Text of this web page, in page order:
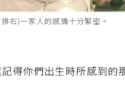
右)一家人的感情十分緊密。
得你們出生時所感到的